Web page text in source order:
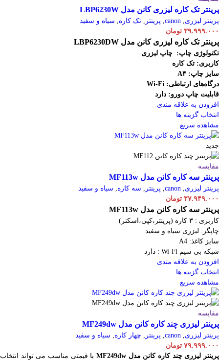
پرینتر تک کاره لیزری کانن مدل LBP6230W
پرینتر لیزری,
canon
, پرینتر , تک کاره, سیاه و سفید
۳۹.۹۹۹.۰۰۰ تومان
پرینتر تک کاره لیزری کانن مدل LBP6230DW
تکنولوژی چاپ: چاپ لیزری
کاربری: تک کاره
سایز چاپ: A۴
درگاه‌های ارتباطی:
Wi-Fi
قابلیت چاپ دورو: دارد
افزودن به علاقه مندی
انتخاب گزینه ها
مشاهده سریع
جدید
مقایسه
پرینتر سه کاره کانن مدل MF113w
پرینتر لیزری,
canon
, پرینتر , سه کاره, سیاه و سفید
۳۷.۹۴۹.۰۰۰ تومان
پرینتر سه کاره کانن مدل MF113w
کاربری : ۳ کاره (پرینتر،کپی،اسکنر)
چاپگر: لیزری سیاه و سفید
سایز کاغذ: A4
شبکه بی سیم Wi-Fi : دارد
افزودن به علاقه مندی
انتخاب گزینه ها
مشاهده سریع
مقایسه
پرینتر لیزری چند کاره کانن مدل MF249dw
پرینتر لیزری,
canon
, پرینتر , چهار کاره, سیاه و سفید
۷۹.۹۹۹.۰۰۰ تومان
پرینتر لیزری چند کاره کانن مدل MF249dw
با قیمتی مناسب می تواند انتخاب